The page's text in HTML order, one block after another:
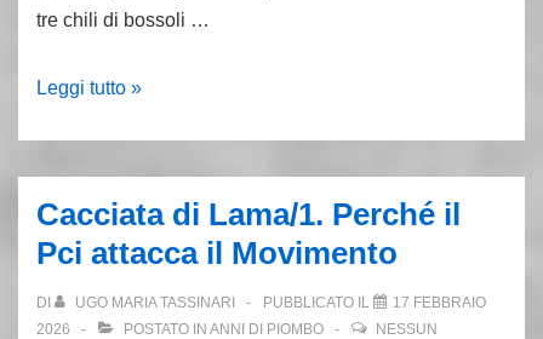
tre chili di bossoli …
27.2.69,
Assalto
fascista:
muore
Domenico
Leggi tutto »
Cacciata di Lama/1. Perché il
Pci attacca il Movimento
DI UGO MARIA TASSINARI PUBBLICATO IL
17 FEBBRAIO
2026
POSTATO IN ANNI DI PIOMBO
NESSUN